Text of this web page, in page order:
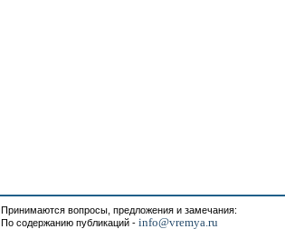
Принимаются вопросы, предложения и замечания:
По содержанию публикаций - info@vremya.ru